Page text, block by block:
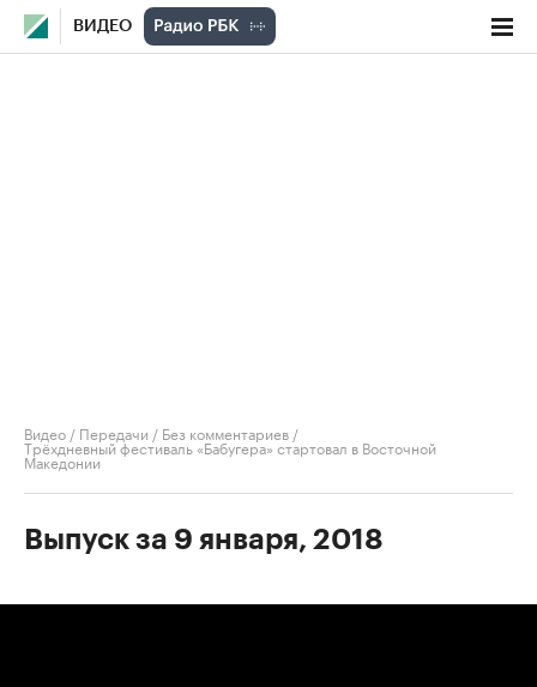
ВИДЕО
Видео / Передачи / Без комментариев /
Трёхдневный фестиваль «Бабугера» стартовал в Восточной
Македонии
Выпуск за 9 января, 2018